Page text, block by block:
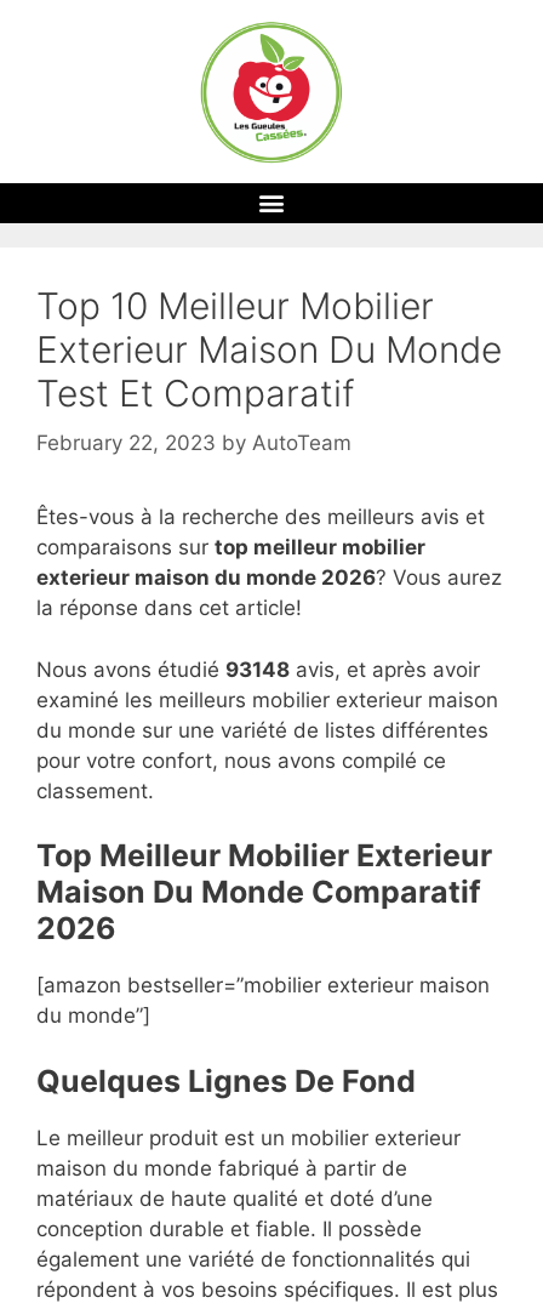
Top 10 Meilleur Mobilier
Exterieur Maison Du Monde
Test Et Comparatif
February 22, 2023 by AutoTeam
Êtes-vous à la recherche des meilleurs avis et
comparaisons sur top meilleur mobilier
exterieur maison du monde 2026? Vous aurez
la réponse dans cet article!
Nous avons étudié 93148 avis, et après avoir
examiné les meilleurs mobilier exterieur maison
du monde sur une variété de listes différentes
pour votre confort, nous avons compilé ce
classement.
Top Meilleur Mobilier Exterieur
Maison Du Monde Comparatif
2026
[amazon bestseller=”mobilier exterieur maison
du monde”]
Quelques Lignes De Fond
Le meilleur produit est un mobilier exterieur
maison du monde fabriqué à partir de
matériaux de haute qualité et doté d’une
conception durable et fiable. Il possède
également une variété de fonctionnalités qui
répondent à vos besoins spécifiques. Il est plus